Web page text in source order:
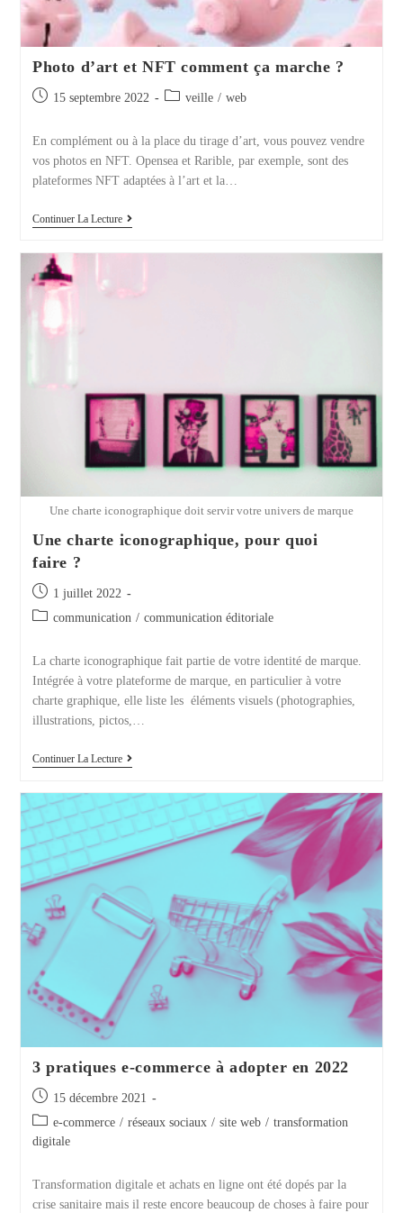
Photo d’art et NFT comment ça marche ?
Publication
15 septembre 2022
Post veille / web
En complément ou à la place du tirage d’art, vous pouvez vendre
vos photos en NFT. Opensea et Rarible, par exemple, sont des
plateformes NFT adaptées à l’art et la…
Continuer La LecturePhoto
D’art
Une charte iconographique doit servir votre univers de marque
Une charte iconographique, pour quoi
faire ?
Publication
publiée :
1 juillet 2022
Post communication / communication éditoriale
La charte iconographique fait partie de votre identité de marque.
Intégrée à votre plateforme de marque, en particulier à votre
charte graphique, elle liste les éléments visuels (photographies,
illustrations, pictos,…
Continuer La LectureUne
Pour
Quoi
Faire ?
3 pratiques e-commerce à adopter en 2022
Publication
publiée :
15 décembre 2021
Post
category:
e-commerce / réseaux sociaux / site web / transformation
digitale
Transformation digitale et achats en ligne ont été dopés par la
crise sanitaire mais il reste encore beaucoup de choses à faire pour